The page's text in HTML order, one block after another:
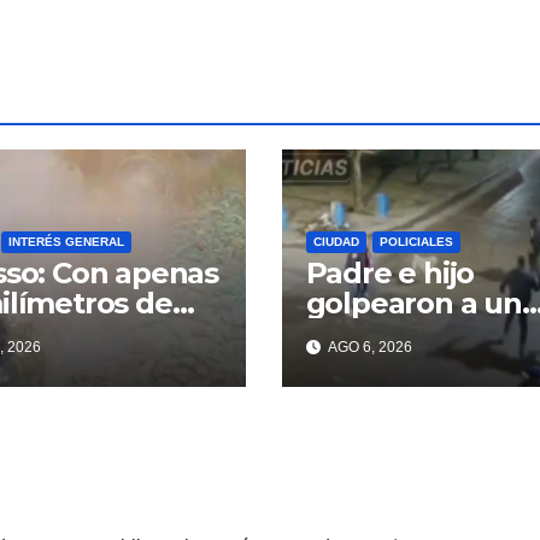
INTERÉS GENERAL
Con apenas
de
ya se sienten
2026
CIUDAD POLICIALES
Padre e hijo
golpearon a un
delincuente
recuperar un
celular robado
AGO 6, 2026